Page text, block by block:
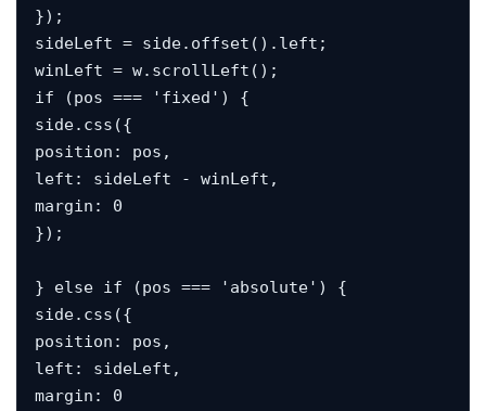
});
sideLeft = side.offset().left;
winLeft = w.scrollLeft();
if (pos === 'fixed') {
side.css({
position: pos,
left: sideLeft - winLeft,
margin: 0
});
} else if (pos === 'absolute') {
side.css({
position: pos,
left: sideLeft,
margin: 0